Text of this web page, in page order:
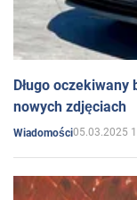
Długo
nowych zdjęciach
Wiadomości05.03.2025